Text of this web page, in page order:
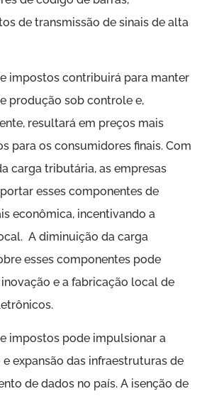
de transmissão de sinais de alta
impostos contribuirá para manter
produção sob controle e,
resultará em preços mais
para os consumidores finais. Com
carga tributária, as empresas
esses componentes de
econômica, incentivando a
A diminuição da carga
esses componentes pode
e a fabricação local de
impostos pode impulsionar a
expansão das infraestruturas de
de dados no país. A isenção de